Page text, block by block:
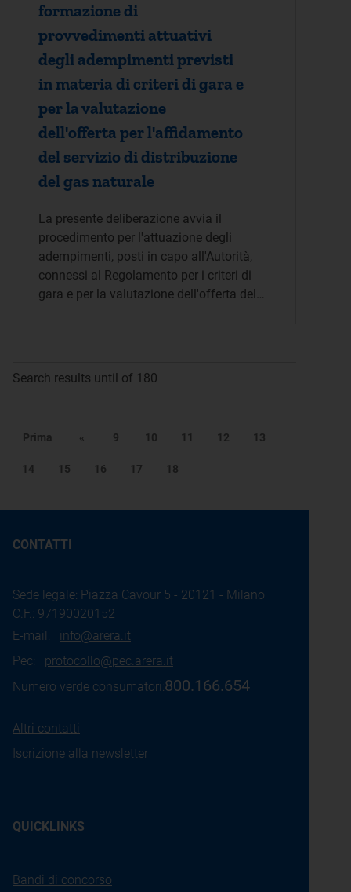
formazione di
provvedimenti attuativi
degli adempimenti previsti
in materia di criteri di gara e
per la valutazione
dell'offerta per l'affidamento
del servizio di distribuzione
del gas naturale
La presente deliberazione avvia il
procedimento per l'attuazione degli
adempimenti, posti in capo all'Autorità,
connessi al Regolamento per i criteri di
gara e per la valutazione dell'offerta del…
Search results until of 180
Prima « 9 10 11 12 13
14 15 16 17 18
CONTATTI
Sede legale: Piazza Cavour 5 - 20121 - Milano
C.F.: 97190020152
E-mail: info@arera.it
Pec: protocollo@pec.arera.it
Numero verde consumatori:800.166.654
Altri contatti
Iscrizione alla newsletter
QUICKLINKS
Bandi di concorso